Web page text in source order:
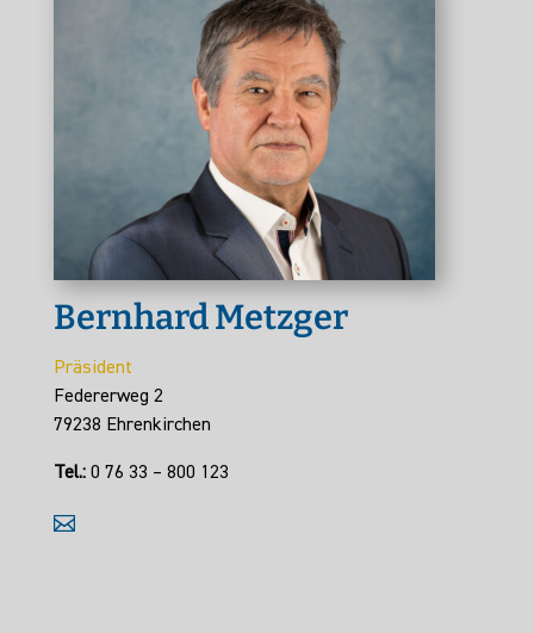
Bernhard Metzger
Präsident
Federerweg 2
79238 Ehrenkirchen
Tel.:0 76 33 – 800 123